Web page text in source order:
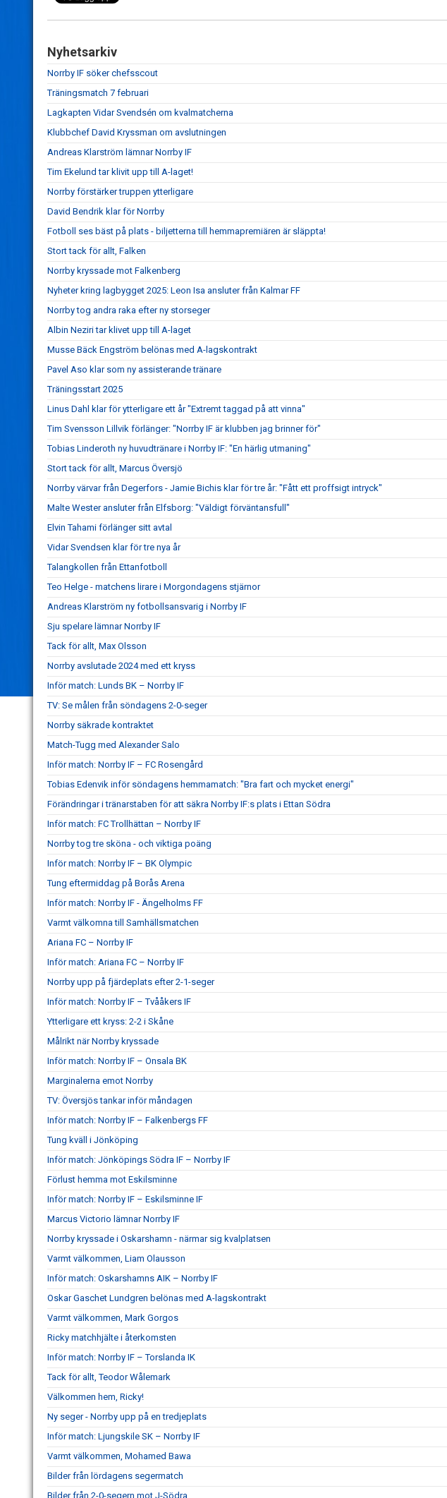
Nyhetsarkiv
Norrby IF söker chefsscout
Träningsmatch 7 februari
Lagkapten Vidar Svendsén om kvalmatcherna
Klubbchef David Kryssman om avslutningen
Andreas Klarström lämnar Norrby IF
Tim Ekelund tar klivit upp till A-laget!
Norrby förstärker truppen ytterligare
David Bendrik klar för Norrby
Fotboll ses bäst på plats - biljetterna till hemmapremiären är släppta!
Stort tack för allt, Falken
Norrby kryssade mot Falkenberg
Nyheter kring lagbygget 2025: Leon Isa ansluter från Kalmar FF
Norrby tog andra raka efter ny storseger
Albin Neziri tar klivet upp till A-laget
Musse Bäck Engström belönas med A-lagskontrakt
Pavel Aso klar som ny assisterande tränare
Träningsstart 2025
Linus Dahl klar för ytterligare ett år "Extremt taggad på att vinna"
Tim Svensson Lillvik förlänger: "Norrby IF är klubben jag brinner för"
Tobias Linderoth ny huvudtränare i Norrby IF: "En härlig utmaning"
Stort tack för allt, Marcus Översjö
Norrby värvar från Degerfors - Jamie Bichis klar för tre år: "Fått ett proffsigt intryck"
Malte Wester ansluter från Elfsborg: "Väldigt förväntansfull"
Elvin Tahami förlänger sitt avtal
Vidar Svendsen klar för tre nya år
Talangkollen från Ettanfotboll
Teo Helge - matchens lirare i Morgondagens stjärnor
Andreas Klarström ny fotbollsansvarig i Norrby IF
Sju spelare lämnar Norrby IF
Tack för allt, Max Olsson
Norrby avslutade 2024 med ett kryss
Inför match: Lunds BK – Norrby IF
TV: Se målen från söndagens 2-0-seger
Norrby säkrade kontraktet
Match-Tugg med Alexander Salo
Inför match: Norrby IF – FC Rosengård
Tobias Edenvik inför söndagens hemmamatch: "Bra fart och mycket energi"
Förändringar i tränarstaben för att säkra Norrby IF:s plats i Ettan Södra
Inför match: FC Trollhättan – Norrby IF
Norrby tog tre sköna - och viktiga poäng
Inför match: Norrby IF – BK Olympic
Tung eftermiddag på Borås Arena
Inför match: Norrby IF - Ängelholms FF
Varmt välkomna till Samhällsmatchen
Ariana FC – Norrby IF
Inför match: Ariana FC – Norrby IF
Norrby upp på fjärdeplats efter 2-1-seger
Inför match: Norrby IF – Tvååkers IF
Ytterligare ett kryss: 2-2 i Skåne
Målrikt när Norrby kryssade
Inför match: Norrby IF – Onsala BK
Marginalerna emot Norrby
TV: Översjös tankar inför måndagen
Inför match: Norrby IF – Falkenbergs FF
Tung kväll i Jönköping
Inför match: Jönköpings Södra IF – Norrby IF
Förlust hemma mot Eskilsminne
Inför match: Norrby IF – Eskilsminne IF
Marcus Victorio lämnar Norrby IF
Norrby kryssade i Oskarshamn - närmar sig kvalplatsen
Varmt välkommen, Liam Olausson
Inför match: Oskarshamns AIK – Norrby IF
Oskar Gaschet Lundgren belönas med A-lagskontrakt
Varmt välkommen, Mark Gorgos
Ricky matchhjälte i återkomsten
Inför match: Norrby IF – Torslanda IK
Tack för allt, Teodor Wålemark
Välkommen hem, Ricky!
Ny seger - Norrby upp på en tredjeplats
Inför match: Ljungskile SK – Norrby IF
Varmt välkommen, Mohamed Bawa
Bilder från lördagens segermatch
Bilder från 2-0-segern mot J-Södra